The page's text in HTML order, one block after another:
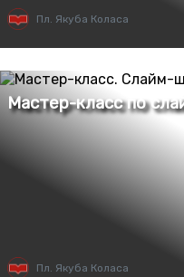
Пл. Якуба Коласа
Пл. Якуба Коласа